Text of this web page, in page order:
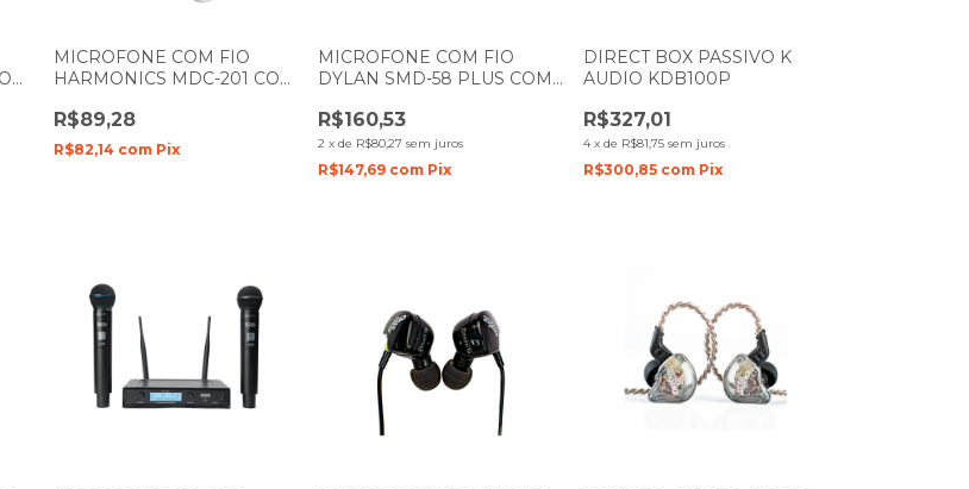
MICROFONE COM FIO
HARMONICS MDC-201 COM
R$89,28
R$82,14 com Pix
MICROFONE COM FIO
DYLAN SMD-58 PLUS COM
R$160,53
2 xde R$80,27 sem juros
R$147,69 com Pix
DIRECT BOX PASSIVO K
AUDIO KDB100P
R$327,01
4 x de R$81,75 sem juros
R$300,85 com Pix